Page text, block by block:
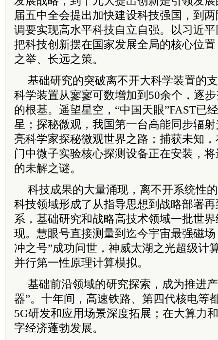
届五中全会提出加快建设科技强国，到两
调要实现高水平科技自立自强。以习近平
把科技创新摆在国家发展全局的核心位
之举、长远之策。
基础研究的突破离不开大科学装置的
科学装置从寥寥可数增加到50余个，逐
的根基。遥望星空，“中国天眼”FAST已
星；探秘微观，我国第一台高能同步辐
亮科学家探秘微观世界之路；捕获未知
门中微子实验核心探测设备正在安装，
的未解之谜。
科技成果的大量涌现，离不开系统性
科技领域形成了从指导思想到战略部署
系，基础研究和战略高技术领域一批世
现。慧眼号直接测量到迄今宇宙最强磁
冲之号”成功问世，神威太湖之光超级计
并行第一性原理计算模拟。
基础前沿领域的研究探索，成为推进
器”。十年间，高速铁路、第四代核电等
5G研发和应用场景深度拓展；在大算力
字经济蓬勃发展。